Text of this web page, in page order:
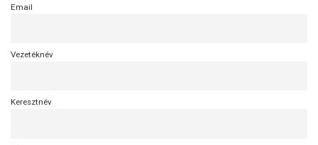
Email
Vezetéknév
Keresztnév